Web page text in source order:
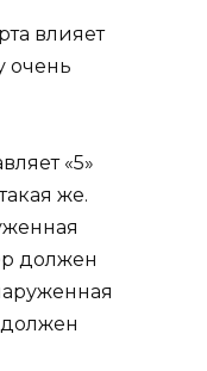
влияет
очень
«5»
же.
должен
должен